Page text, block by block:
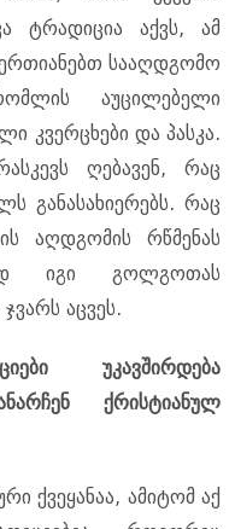
ტრადიცია აქვს, ამ
სააღდგომო
აუცილებელი
კვერცხები და პასკა.
ღებავენ, რაც
განასახიერებს. რაც
აღდგომის რწმენას
იგი გოლგოთას
აცვეს.
უკავშირდება
ქრისტიანულ
ქვეყანაა, ამიტომ აქ